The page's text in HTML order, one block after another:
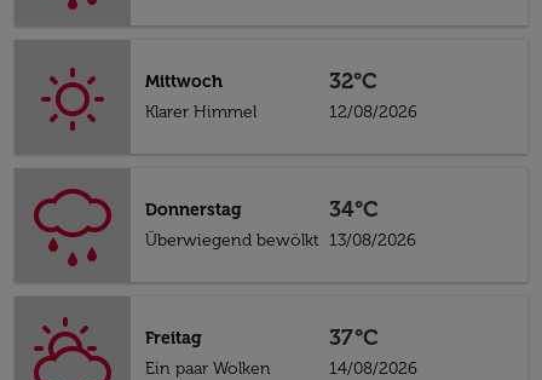
Mittwoch
Klarer Himmel
32°C
12/08/2026
Donnerstag
Überwiegend bewölkt
34°C
13/08/2026
Freitag
Ein paar Wolken
37°C
14/08/2026